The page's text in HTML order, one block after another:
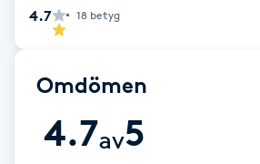
Blowout
Bottenfärg
Brynformning
4.7 18 betyg
Omdömen
4.7av5